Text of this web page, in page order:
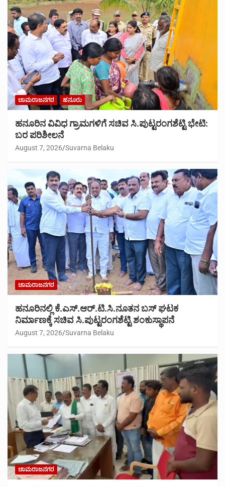
ಚಾಮರಾಜನಗರ ಹನೂರು
ಹನೂರಿನ ವಿವಿಧ ಗ್ರಾಮಗಳಿಗೆ ಸಚಿವ ಸಿ.ಪುಟ್ಟರಂಗಶೆಟ್ಟಿ ಭೇಟಿ:
ಬರ ಪರಿಶೀಲನೆ
August 7, 2026 Suvarna Belaku
ಚಾಮರಾಜನಗರ
ಹನೂರಿನಲ್ಲಿ ಕೆ.ಎಸ್.ಆರ್.ಟಿ.ಸಿ.ನೂತನ ಬಸ್ ಘಟಕ
ನಿರ್ಮಾಣಕ್ಕೆ ಸಚಿವ ಸಿ.ಪುಟ್ಟರಂಗಶೆಟ್ಟಿ ಶಂಕುಸ್ಥಾಪನೆ
August 7, 2026 Suvarna Belaku
ಚಾಮರಾಜನಗರ